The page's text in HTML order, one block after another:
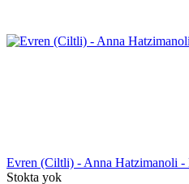
Evren (Ciltli) - Anna Hatzimanoli
Stokta yok